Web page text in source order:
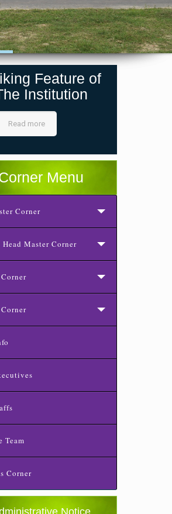
Feature of
Institution
Read more
Menu
Corner
Master Corner
Team
Corner
Notice